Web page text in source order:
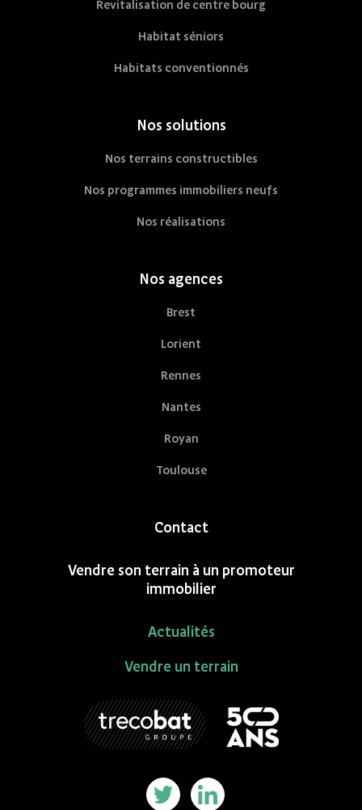
Revitalisation de centre bourg
Habitat séniors
Habitats conventionnés
Nos solutions
Nos terrains constructibles
Nos programmes immobiliers neufs
Nos réalisations
Nos agences
Brest
Lorient
Rennes
Nantes
Royan
Toulouse
Contact
Vendre son terrain à un promoteur
immobilier
Actualités
Vendre un terrain